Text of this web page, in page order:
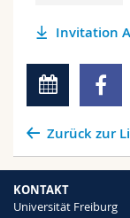
Invitation
Zurück zur
KONTAKT
Universität Freiburg